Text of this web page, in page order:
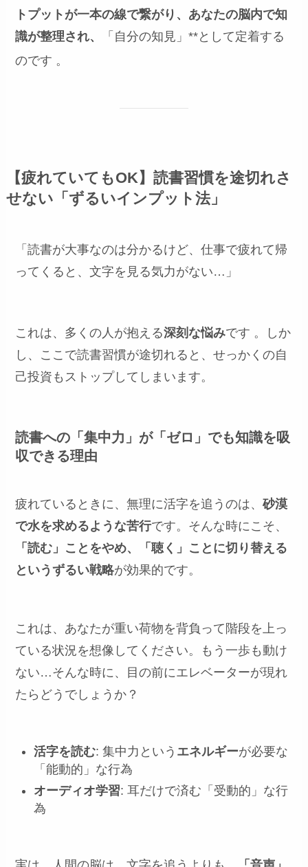
トプットが一本の線で繋がり、あなたの脳内で知
識が整理され、
「自分の知見」**として定着する
のです 。
【疲れていてもOK】読書習慣を途切れさ
せない「ずるいインプット法」
「読書が大事なのは分かるけど、仕事で疲れて帰
ってくると、文字を見る気力がない…」
これは、多くの人が抱える深刻な悩みです 。しか
し、ここで読書習慣が途切れると、せっかくの自
己投資もストップしてしまいます。
読書への「集中力」が「ゼロ」でも知識を吸
収できる理由
疲れているときに、無理に活字を追うのは、砂漠
で水を求めるような苦行です。そんな時にこそ、
「読む」ことをやめ、「聴く」ことに切り替える
というずるい戦略が効果的です。
これは、あなたが重い荷物を背負って階段を上っ
ている状況を想像してください。もう一歩も動け
ない…そんな時に、目の前にエレベーターが現れ
たらどうでしょうか？
活字を読む: 集中力という エネルギーが必要な
「能動的」な行為
オーディオ学習: 耳だけで済む「受動的」な行
為